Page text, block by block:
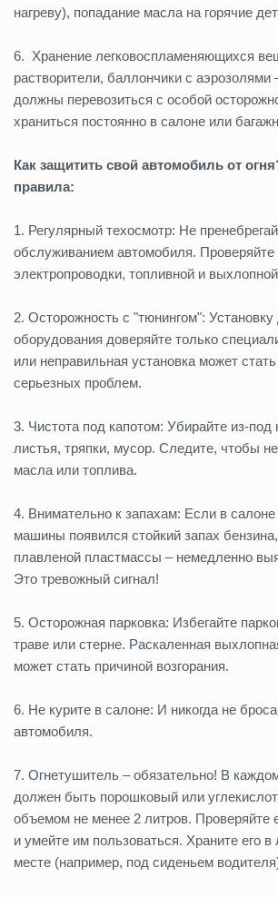
нагреву), попадание масла на горячие
6. Хранение легковоспламеняющихся
растворители, баллончики с аэрозолями
должны перевозиться с особой
храниться постоянно в салоне или
Как защитить свой автомобиль от
правила:
1. Регулярный техосмотр: Не
обслуживанием автомобиля. Проверяйте
электропроводки, топливной и
2. Осторожность с "тюнингом": Установку
оборудования доверяйте только
или неправильная установка может
серьезных проблем.
3. Чистота под капотом: Убирайте из-под
листья, тряпки, мусор. Следите, чтобы
масла или топлива.
4. Внимательно к запахам: Если в
машины появился стойкий запах
плавленой пластмассы – немедленно
Это тревожный сигнал!
5. Осторожная парковка: Избегайте
траве или стерне. Раскаленная
может стать причиной возгорания.
6. Не курите в салоне: И никогда не
автомобиля.
7. Огнетушитель – обязательно! В
должен быть порошковый или
объемом не менее 2 литров. Проверяйте
и умейте им пользоваться. Храните его в
месте (например, под сиденьем